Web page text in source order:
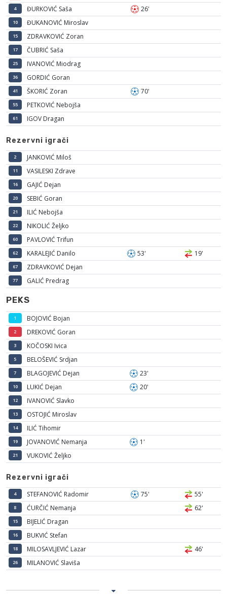
4 ĐURKOVIĆ Saša 26'
10 ĐUKANOVIĆ Miroslav
15 ZDRAVKOVIĆ Zoran
17 ČUBRIĆ Saša
25 IVANOVIĆ Miodrag
36 GORDIĆ Goran
41 ŠKORIĆ Zoran 70'
55 PETKOVIĆ Nebojša
61 IGOV Dragan
Rezervni igrači
2 JANKOVIĆ Miloš
11 VASILESKI Zdrave
16 GAJIĆ Dejan
20 SEBIĆ Goran
21 ILIĆ Nebojša
22 NIKOLIĆ Željko
60 PAVLOVIĆ Trifun
62 KARALEJIĆ Danilo 53' 19'
67 ZDRAVKOVIĆ Dejan
77 GALIĆ Predrag
PEKS
1 BOJOVIĆ Bojan
2 DREKOVIĆ Goran
3 KOČOSKI Ivica
5 BELOŠEVIĆ Srdjan
7 BLAGOJEVIĆ Dejan 23'
10 LUKIĆ Dejan 20'
12 IVANOVIĆ Slavko
13 OSTOJIĆ Miroslav
14 ILIĆ Tihomir
19 JOVANOVIĆ Nemanja 1'
21 VUKOVIĆ Željko
Rezervni igrači
4 STEFANOVIĆ Radomir 75' 55'
8 ĆURČIĆ Nemanja 62'
15 BIJELIĆ Dragan
16 BUKVIĆ Stefan
18 MILOSAVLJEVIĆ Lazar 46'
26 MILANOVIĆ Slaviša